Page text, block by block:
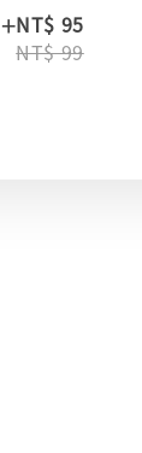
+NT$ 95
NT$ 99